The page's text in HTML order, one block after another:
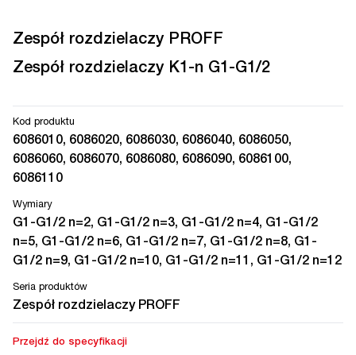
Zespół rozdzielaczy PROFF
Zespół rozdzielaczy K1-n G1-G1/2
Kod produktu
6086010, 6086020, 6086030, 6086040, 6086050,
6086060, 6086070, 6086080, 6086090, 6086100,
6086110
Wymiary
G1-G1/2 n=2, G1-G1/2 n=3, G1-G1/2 n=4, G1-G1/2
n=5, G1-G1/2 n=6, G1-G1/2 n=7, G1-G1/2 n=8, G1-
G1/2 n=9, G1-G1/2 n=10, G1-G1/2 n=11, G1-G1/2 n=12
Seria produktów
Zespół rozdzielaczy PROFF
Przejdź do specyfikacji